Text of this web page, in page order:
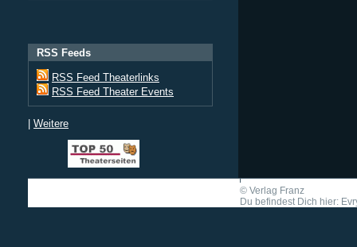
RSS Feeds
RSS Feed Theaterlinks
RSS Feed Theater Events
| Weitere
© Verlag Franz
Du befindest Dich hier: